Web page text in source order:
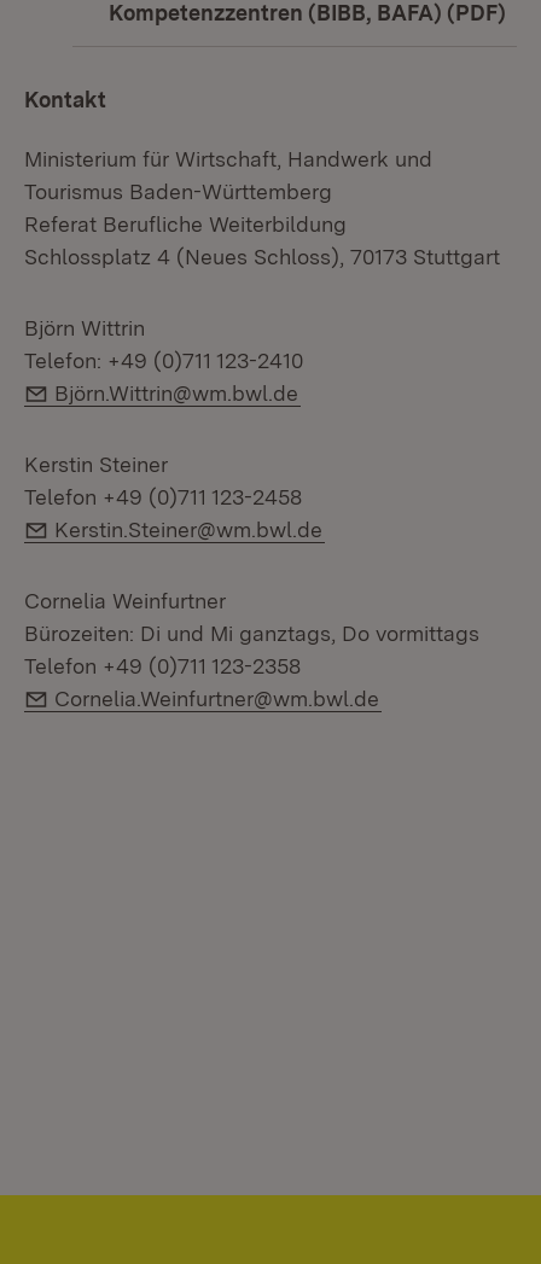
Kompetenzzentren (BIBB, BAFA) (PDF)
Kontakt
Ministerium für Wirtschaft, Handwerk und
Tourismus Baden-Württemberg
Referat Berufliche Weiterbildung
Schlossplatz 4 (Neues Schloss), 70173 Stuttgart
Björn Wittrin
Telefon: +49 (0)711 123-2410
E-Mail:
Björn.Wittrin@wm.bwl.de
Kerstin Steiner
Telefon +49 (0)711 123-2458
E-Mail:
Kerstin.Steiner@wm.bwl.de
Cornelia Weinfurtner
Bürozeiten: Di und Mi ganztags, Do vormittags
Telefon +49 (0)711 123-2358
E-Mail:
Cornelia.Weinfurtner@wm.bwl.de